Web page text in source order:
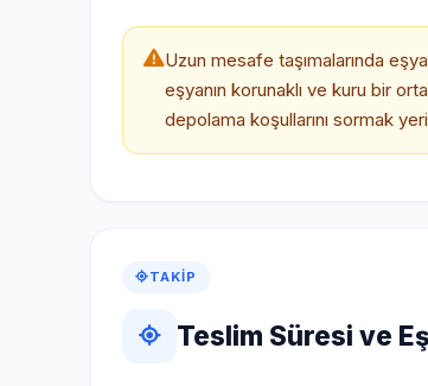
Uzun mesafe taşımalarında
eşyanın korunaklı ve kuru bir
depolama koşullarını sormak
TAKIP
Teslim Süresi ve